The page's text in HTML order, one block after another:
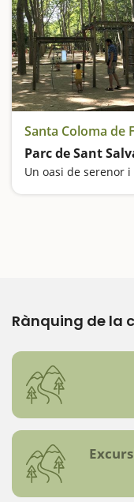
Santa Coloma de
Parc de Sant
Rànquing de la